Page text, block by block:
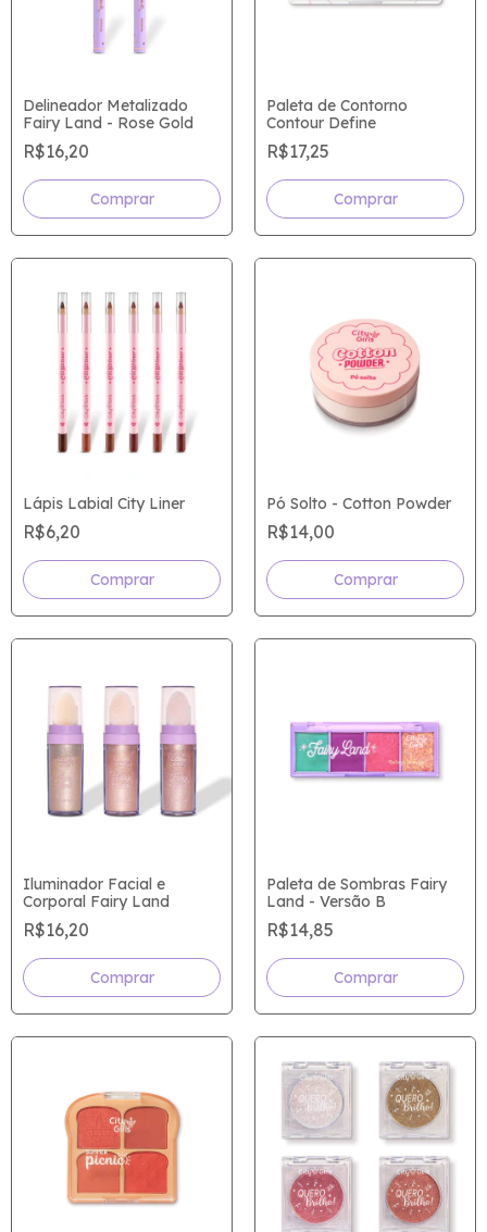
Delineador Metalizado
Fairy Land - Rose Gold
R$16,20
Paleta de Contorno
Contour Define
R$17,25
Lápis Labial City Liner
R$6,20
Comprar
Pó Solto - Cotton Powder
R$14,00
Comprar
Iluminador Facial e
Corporal Fairy Land
R$16,20
Comprar
Paleta de Sombras Fairy
Land - Versão B
R$14,85